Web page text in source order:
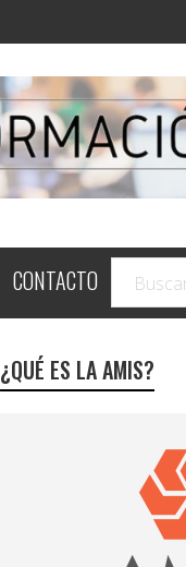
CONTACTO
¿QUÉ ES LA AMIS?